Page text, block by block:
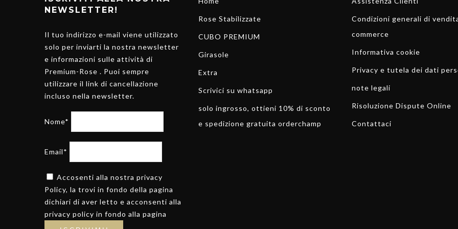
NEWSLETTER!
Il tuo indirizzo e-mail viene utilizzato
solo per inviarti la nostra newsletter
e informazioni sulle attività di
Premium-Rose . Puoi sempre
utilizzare il link di cancellazione
incluso nella newsletter.
Nome*
Email*
Accosenti alla nostra privacy
Policy, la trovi in fondo della pagina
dichiari di aver letto e acconsenti alla
privacy policy in fondo alla pagina
Rose Stabilizzate
CUBO PREMIUM
Girasole
Extra
Scrivici su whatsapp
solo ingrosso, ottieni 10% di sconto
e spedizione gratuita orderchamp
Condizioni generali di
commerce
Informativa cookie
Privacy e tutela dei dati
note legali
Risoluzione Dispute Online
Contattaci